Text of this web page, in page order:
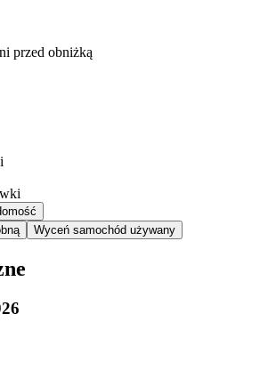
przed obniżką
Wyceń samochód używany